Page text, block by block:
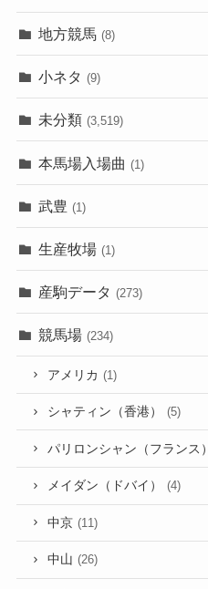
地方競馬 (8)
小ネタ (9)
未分類 (3,519)
本馬場入場曲 (1)
武豊 (1)
生産牧場 (1)
産駒データ (273)
競馬場 (234)
アメリカ (1)
シャティン（香港） (5)
パリロンシャン（フランス）
メイダン（ドバイ） (4)
中京 (11)
中山 (26)